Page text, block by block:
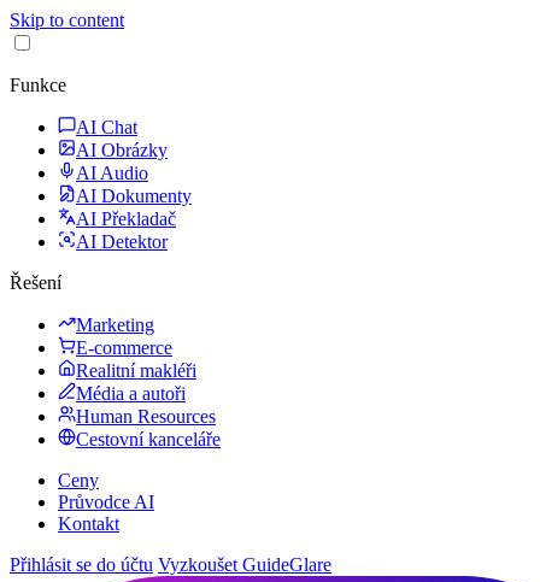
Skip to content
Funkce
AI Chat
AI Obrázky
AI Audio
AI Dokumenty
AI Překladač
AI Detektor
Řešení
Marketing
E-commerce
Realitní makléři
Média a autoři
Human Resources
Cestovní kanceláře
Ceny
Průvodce AI
Kontakt
Přihlásit se do účtu Vyzkoušet GuideGlare